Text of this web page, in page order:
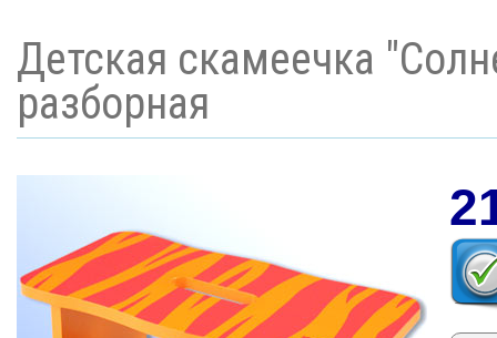
Детская скамеечка
разборная